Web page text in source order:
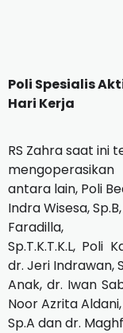
Poli Spesialis
Hari Kerja
RS Zahra saat ini
antara lain, Poli
Indra Wisesa,
Faradilla,
Sp.T.K.T.K.L,
dr. Jeri Indrawan,
Anak, dr. Iwan
Noor Azrita Aldani,
Sp.A dan dr.